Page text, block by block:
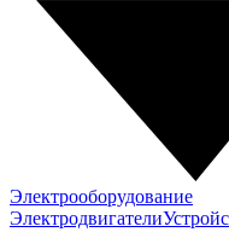
Электрооборудование
Электродвигатели